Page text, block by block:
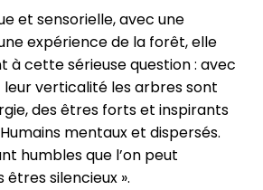
et sensorielle, avec une
expérience de la forêt, elle
à cette sérieuse question : avec
verticalité les arbres sont
des êtres forts et inspirants
mentaux et dispersés.
humbles que l’on peut
silencieux ».